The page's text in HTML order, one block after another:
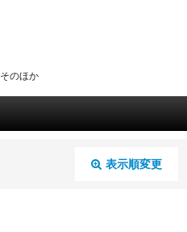
そのほか
表示順変更